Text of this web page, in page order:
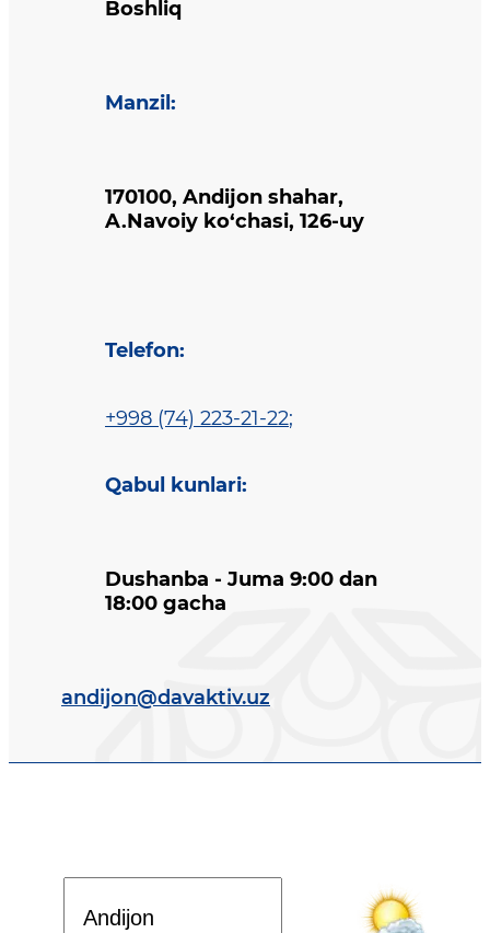
Boshliq
Manzil :
170100, Andijon shahar,
A.Navoiy ko‘chasi, 126-uy
Telefon:
+998 (74) 223-21-22;
Qabul kunlari:
Dushanba - Juma 9:00 dan
18:00 gacha
andijon@davaktiv.uz